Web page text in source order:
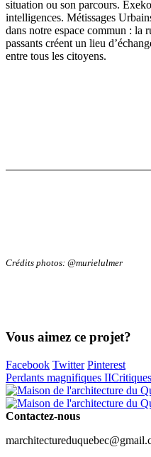
situation ou son parcours.
intelligences. Métissages
dans notre espace commun : la
passants créent un lieu
entre tous les citoyens.
Crédits photos: @murielulmer
Vous aimez ce projet?
Facebook Twitter Pinterest
Perdants magnifiques II
Contactez-nous